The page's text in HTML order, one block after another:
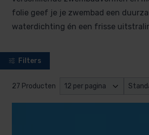
folie geef je je zwembad een
waterdichting én een frisse
Filters
27 Producten